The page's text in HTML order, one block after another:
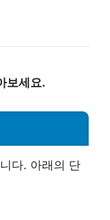
보세요.
다. 아래의 단